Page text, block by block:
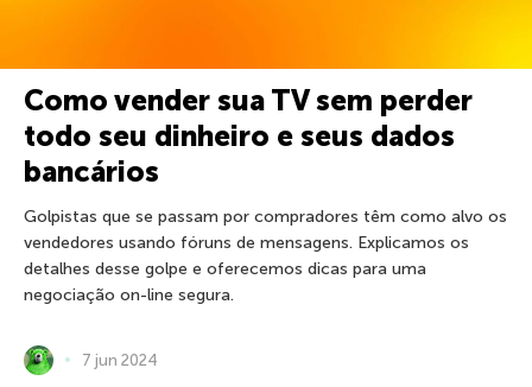
Como vender sua TV sem perder
todo seu dinheiro e seus dados
bancários
Golpistas que se passam por compradores têm como alvo os
vendedores usando fóruns de mensagens. Explicamos os
detalhes desse golpe e oferecemos dicas para uma
negociação on-line segura.
7 jun 2024